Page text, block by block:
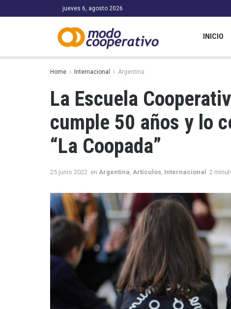
jueves 6, agosto 2026
INICIO
Home Internacional Argentina
La Escuela
cumple 50 años y lo
“La Coopada”
25 junio 2022 en Argentina Artículos Internacional 2